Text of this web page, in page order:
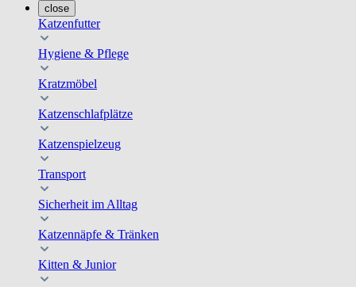
close
Katzenfutter
Hygiene & Pflege
Kratzmöbel
Katzenschlafplätze
Katzenspielzeug
Transport
Sicherheit im Alltag
Katzennäpfe & Tränken
Kitten & Junior